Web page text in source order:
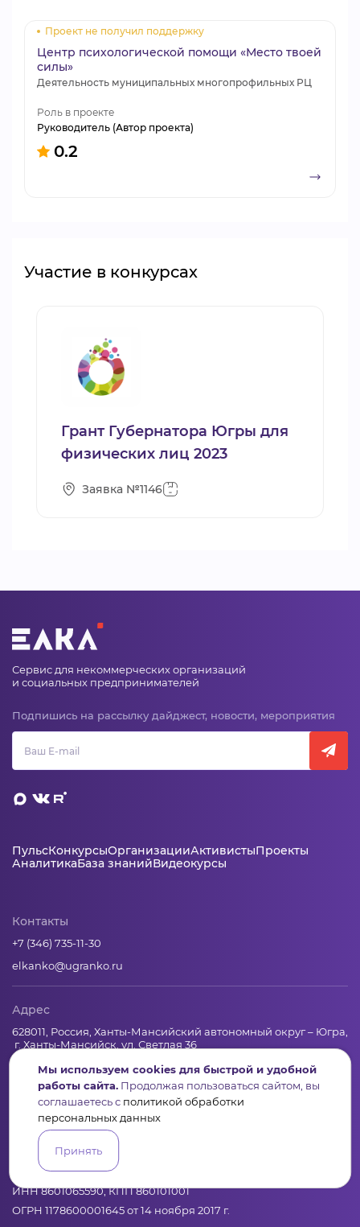
Проект не получил поддержку
Центр психологической помощи «Место твоей
силы»
Деятельность муниципальных многопрофильных РЦ
Роль в проекте
Руководитель (Автор проекта)
0.2
Участие в конкурсах
Грант Губернатора Югры для
физических лиц 2023
Заявка №1146
Сервис для некоммерческих организаций
и социальных предпринимателей
Подпишись на рассылку дайджест, новости, мероприятия
ПульсКонкурсыОрганизацииАктивистыПроекты
АналитикаБаза знанийВидеокурсы
Контакты
+7 (346) 735-11-30
elkanko@ugranko.ru
Адрес
628011, Россия, Ханты-Мансийский автономный округ – Югра,
г. Ханты-Мансийск, ул. Светлая 36
Юридическая информация
Региональный грантооператор Фонд «Центр гражданских и
социальных инициатив Югры»
Юридический и почтовый адрес: 628011, Ханты-Мансийск,
ул.Светлая, 36
ИНН 8601065590, КПП 860101001
ОГРН 1178600001645 от 14 ноября 2017 г.
Мы используем cookies для быстрой и удобной
работы сайта. Продолжая пользоваться сайтом, вы
соглашаетесь с политикой обработки
персональных данных
Принять